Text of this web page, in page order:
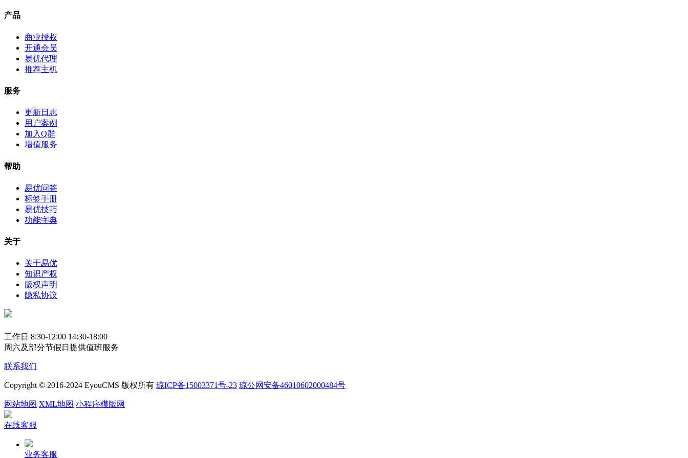
产品
商业授权
开通会员
易优代理
推荐主机
服务
更新日志
用户案例
加入Q群
增值服务
帮助
易优问答
标签手册
易优技巧
功能字典
关于
关于易优
知识产权
版权声明
隐私协议
工作日 8:30-12:00 14:30-18:00
周六及部分节假日提供值班服务
联系我们
Copyright © 2016-2024 EyouCMS 版权所有 琼ICP备15003371号-23 琼公网安备46010602000484号
网站地图 XML地图 小程序模版网
在线客服
业务客服